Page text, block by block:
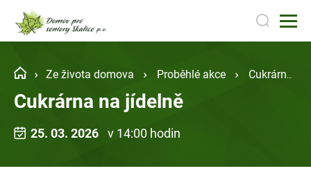
Ze života domova Proběhlé akce Cukrárna na jídelně
Cukrárna na jídelně
25. 03. 2026 v 14:00 hodin